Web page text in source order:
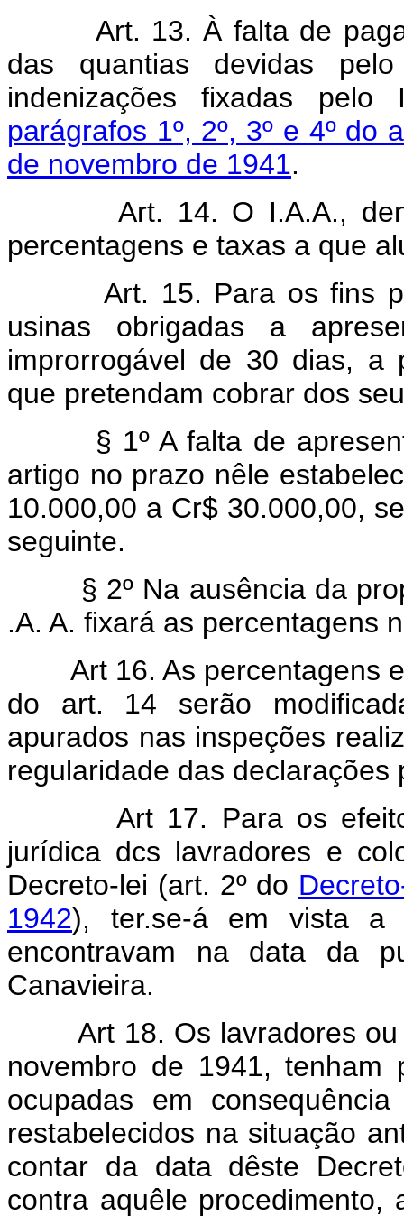
Art. 13. À falta de
das quantias devidas
indenizações fixadas
parágrafos 1º, 2º, 3º e 4º do
de novembro de 1941.
Art. 14. O I.A.A.,
percentagens e taxas a que
Art. 15. Para os fins
usinas obrigadas a
improrrogável de 30 dias, a
que pretendam cobrar dos
§ 1º A falta de
artigo no prazo nêle
10.000,00 a Cr$ 30.000,00,
seguinte.
§ 2º Na ausência da
.A. A. fixará as percentagens
Art 16. As percentagens
do art. 14 serão
apurados nas inspeções
regularidade das declarações
Art 17. Para os
jurídica dcs lavradores e
Decreto-lei (art. 2º do
1942), ter.se-á em vista a
encontravam na data da
Canavieira.
Art 18. Os lavradores
novembro de 1941,
ocupadas em
restabelecidos na situação
contar da data dêste
contra aquêle procedimento,